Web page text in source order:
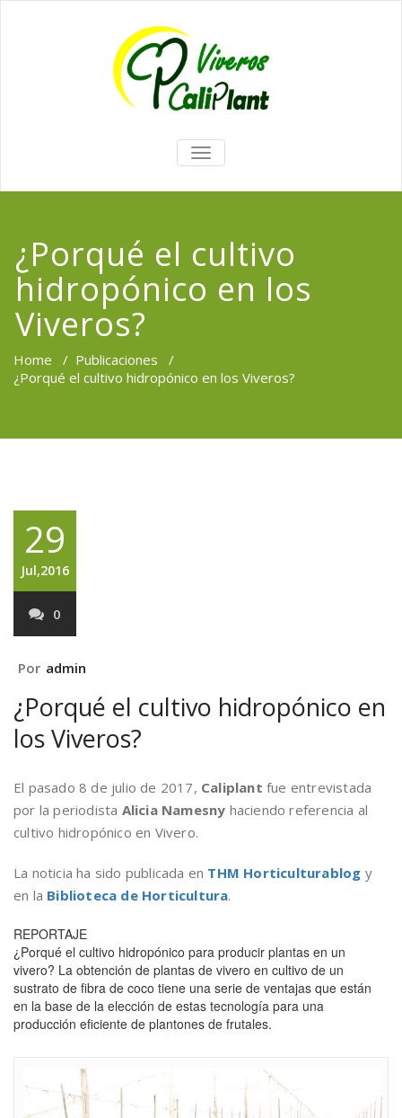
TOGGLE
NAVIGATION
¿Porqué el cultivo
hidropónico en los
Viveros?
Home / Publicaciones /
¿Porqué el cultivo hidropónico en los Viveros?
29
Jul,2016
0
Por admin
¿Porqué el cultivo hidropónico en
los Viveros?
El pasado 8 de julio de 2017, Caliplant fue entrevistada
por la periodista Alicia Namesny haciendo referencia al
cultivo hidropónico en Vivero.
La noticia ha sido publicada en THM Horticulturablog y
en la Biblioteca de Horticultura.
REPORTAJE
¿Porqué el cultivo hidropónico para producir plantas en un
vivero? La obtención de plantas de vivero en cultivo de un
sustrato de fibra de coco tiene una serie de ventajas que están
en la base de la elección de estas tecnología para una
producción eficiente de plantones de frutales.